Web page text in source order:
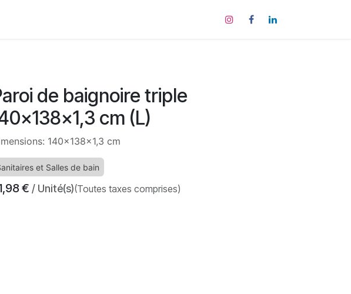
de baignoire triple
cm (L)
140x138x1,3 cm
et Salles de bain
€ / Unité(s)(Toutes taxes comprises)